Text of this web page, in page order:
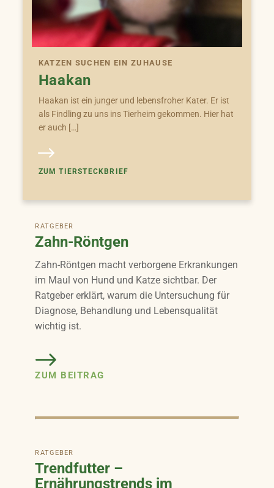
KATZEN SUCHEN EIN ZUHAUSE
Haakan
Haakan ist ein junger und lebensfroher Kater. Er ist
als Findling zu uns ins Tierheim gekommen. Hier hat
er auch […]
ZUM TIERSTECKBRIEF
RATGEBER
Zahn-Röntgen
Zahn-Röntgen macht verborgene Erkrankungen
im Maul von Hund und Katze sichtbar. Der
Ratgeber erklärt, warum die Untersuchung für
Diagnose, Behandlung und Lebensqualität
wichtig ist.
ZUM BEITRAG
RATGEBER
Trendfutter –
Ernährungstrends im